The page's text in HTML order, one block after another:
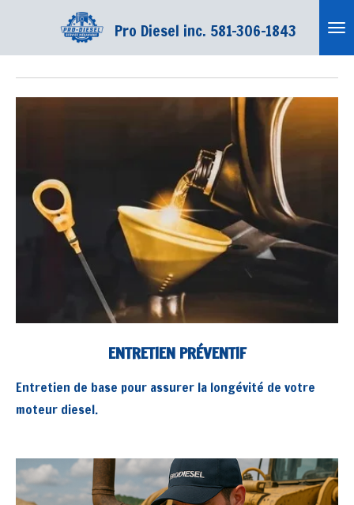
Pro Diesel inc. 581-306-1843
ENTRETIEN PRÉVENTIF
Entretien de base pour assurer la longévité de votre
moteur diesel.